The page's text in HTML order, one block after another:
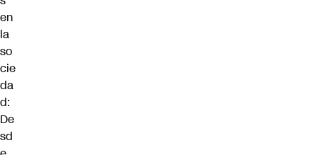
en
la
so
cie
da
d:
De
sd